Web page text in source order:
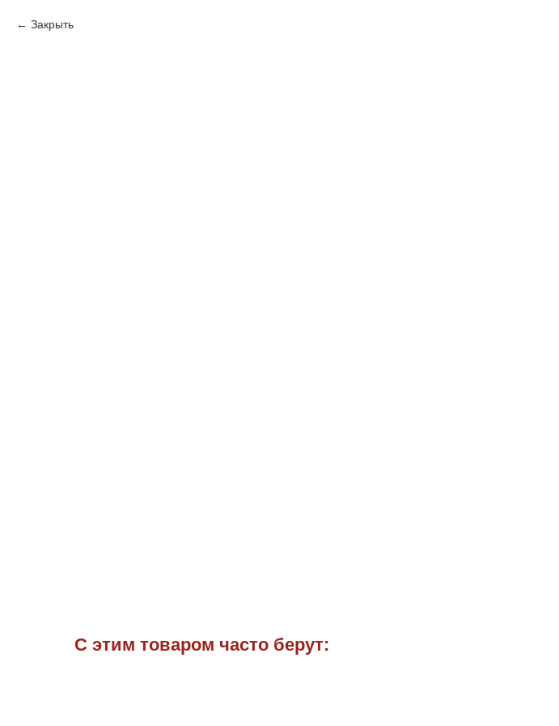
Закрыть
С этим товаром часто берут: